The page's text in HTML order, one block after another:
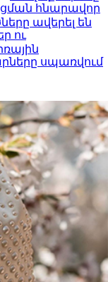
հնարավոր
ավերել են
ու
սպառվում